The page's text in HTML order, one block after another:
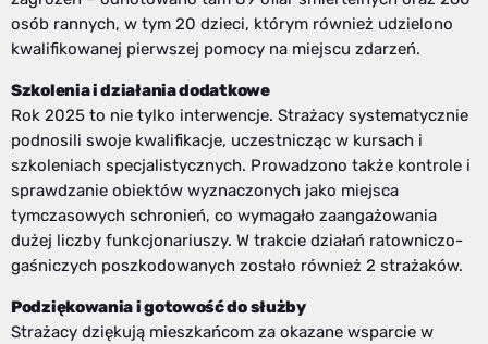
osób rannych, w tym 20 dzieci, którym również udzielono
kwalifikowanej pierwszej pomocy na miejscu zdarzeń.
Szkolenia i działania dodatkowe
Rok 2025 to nie tylko interwencje. Strażacy systematycznie
podnosili swoje kwalifikacje, uczestnicząc w kursach i
szkoleniach specjalistycznych. Prowadzono także kontrole i
sprawdzanie obiektów wyznaczonych jako miejsca
tymczasowych schronień, co wymagało zaangażowania
dużej liczby funkcjonariuszy. W trakcie działań ratowniczo-
gaśniczych poszkodowanych zostało również 2 strażaków.
Podziękowania i gotowość do służby
Strażacy dziękują mieszkańcom za okazane wsparcie w